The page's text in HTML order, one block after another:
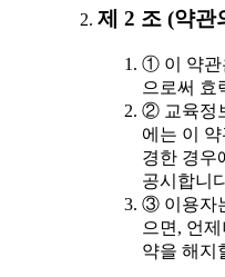
제 2 조 (약관
① 이 약관
으로써 효
② 교육정
에는 이
경한 경우
공시합니
③ 이용자
으면, 언
약을 해지